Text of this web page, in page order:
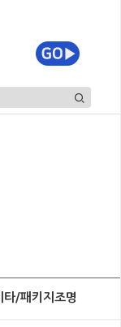
타/패키지조명